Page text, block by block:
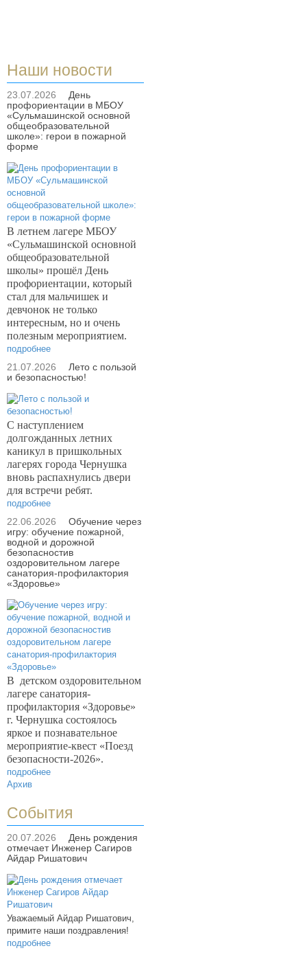
Наши новости
23.07.2026
День
профориентации в МБОУ
«Сульмашинской основной
общеобразовательной
школе»: герои в пожарной
форме
В летнем лагере МБОУ
«Сульмашинской основной
общеобразовательной
школы» прошёл День
профориентации, который
стал для мальчишек и
девчонок не только
интересным, но и очень
полезным мероприятием.
подробнее
21.07.2026
Лето с пользой
и безопасностью!
С наступлением
долгожданных летних
каникул в пришкольных
лагерях города Чернушка
вновь распахнулись двери
для встречи ребят.
подробнее
22.06.2026
Обучение через
игру: обучение пожарной,
водной и дорожной
безопасностив
оздоровительном лагере
санатория-профилактория
«Здоровье»
В детском оздоровительном
лагере санатория-
профилактория «Здоровье»
г. Чернушка состоялось
яркое и познавательное
мероприятие-квест «Поезд
безопасности-2026».
подробнее
Архив
События
20.07.2026
День рождения
отмечает Инженер Сагиров
Айдар Ришатович
Уважаемый Айдар Ришатович,
примите наши поздравления!
подробнее